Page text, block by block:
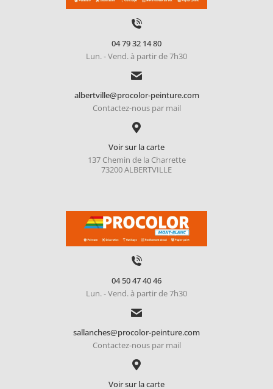
04 79 32 14 80
Lun. - Vend. à partir de 7h30
albertville@procolor-peinture.com
Contactez-nous par mail
Voir sur la carte
137 Chemin de la Charrette
73200 ALBERTVILLE
04 50 47 40 46
Lun. - Vend. à partir de 7h30
sallanches@procolor-peinture.com
Contactez-nous par mail
Voir sur la carte